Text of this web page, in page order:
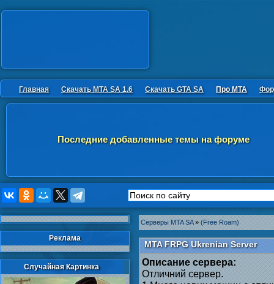
Главная Скачать MTA SA 1.6 Скачать GTA SA Про MTA
Последние добавленные темы на форуме
Реклама
Случайная Картинка
Серверы MTA SA» (Free Roam)
MTA FRPG Ukrenian Server
Описание сервера:
Отличний сервер.